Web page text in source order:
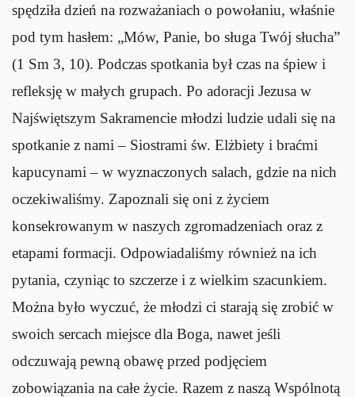
spędziła dzień na rozważaniach o powołaniu, właśnie
pod tym hasłem: „Mów, Panie, bo sługa Twój słucha”
(1 Sm 3, 10). Podczas spotkania był czas na śpiew i
refleksję w małych grupach. Po adoracji Jezusa w
Najświętszym Sakramencie młodzi ludzie udali się na
spotkanie z nami – Siostrami św. Elżbiety i braćmi
kapucynami – w wyznaczonych salach, gdzie na nich
oczekiwaliśmy. Zapoznali się oni z życiem
konsekrowanym w naszych zgromadzeniach oraz z
etapami formacji. Odpowiadaliśmy również na ich
pytania, czyniąc to szczerze i z wielkim szacunkiem.
Można było wyczuć, że młodzi ci starają się zrobić w
swoich sercach miejsce dla Boga, nawet jeśli
odczuwają pewną obawę przed podjęciem
zobowiązania na całe życie. Razem z naszą Wspólnotą